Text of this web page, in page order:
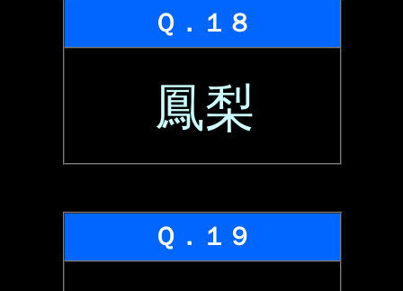
Ｑ．１８
鳳梨
Ｑ．１９